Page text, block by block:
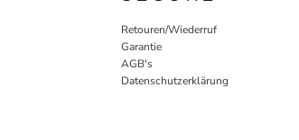
Retouren/Wiederruf
Garantie
AGB's
Datenschutzerklärung